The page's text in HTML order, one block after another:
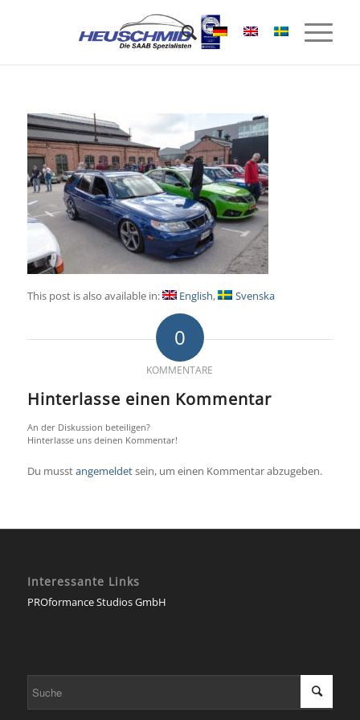
This post is also available in: English Svenska
0
KOMMENTARE
Hinterlasse einen Kommentar
An der Diskussion beteiligen?
Hinterlasse uns deinen Kommentar!
Du musstangemeldetsein, um einen Kommentar abzugeben.
Interessante Links
PROformance Studios GmbH